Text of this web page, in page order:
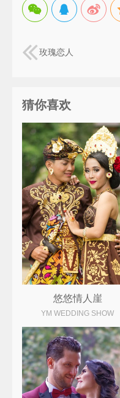
玫瑰恋人
猜你喜欢
悠悠情人崖
YM WEDDING SHOW